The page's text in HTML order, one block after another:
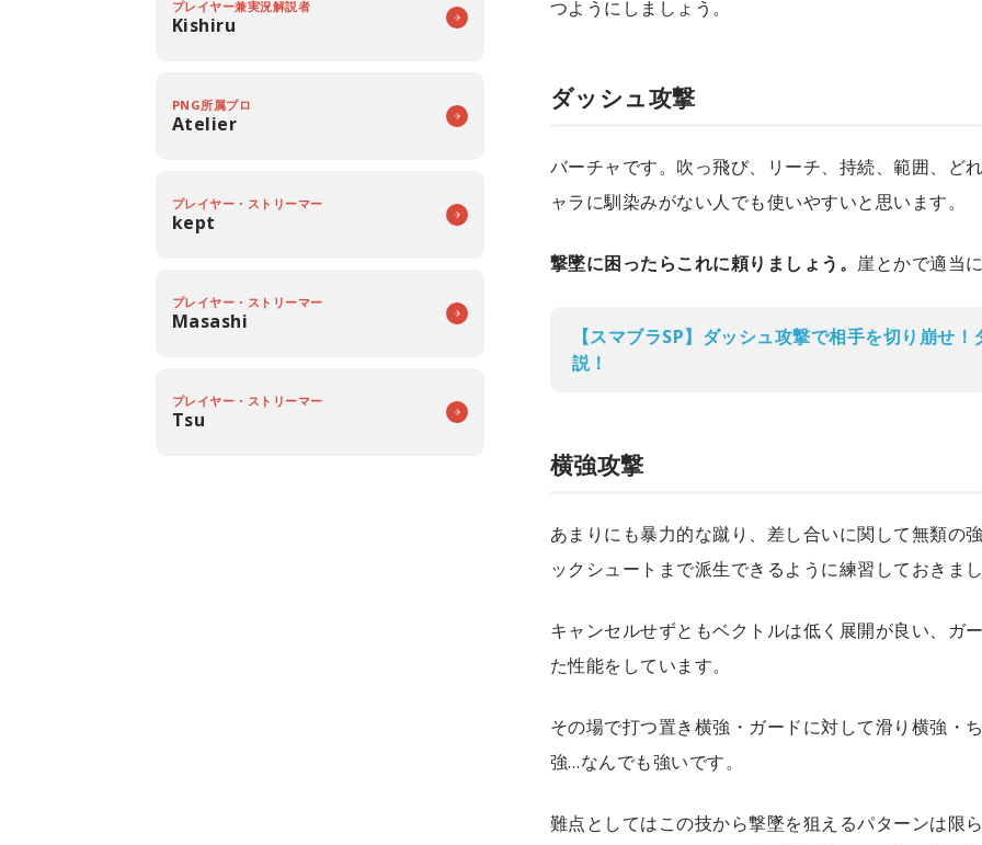
つようにしましょう。
ダッシュ攻撃
バーチャです。吹っ飛び、リーチ、持続、範囲、ど
ャラに馴染みがない人でも使いやすいと思います。
撃墜に困ったらこれに頼りましょう。 崖とかで適当
【スマブラSP】ダッシュ攻撃で相手を切り崩せ
説！
横強攻撃
あまりにも暴力的な蹴り、差し合いに関して無類の
ックシュートまで派生できるように練習しておきまし
キャンセルせずともベクトルは低く展開が良い、ガ
た性能をしています。
その場で打つ置き横強・ガードに対して滑り横強・
強…なんでも強いです。
難点としてはこの技から撃墜を狙えるパターンは限
プレイヤー兼実況解説者
Kishiru
PNG所属プロ
Atelier
プレイヤー・ストリーマー
kept
プレイヤー・ストリーマー
Masashi
プレイヤー・ストリーマー
Tsu